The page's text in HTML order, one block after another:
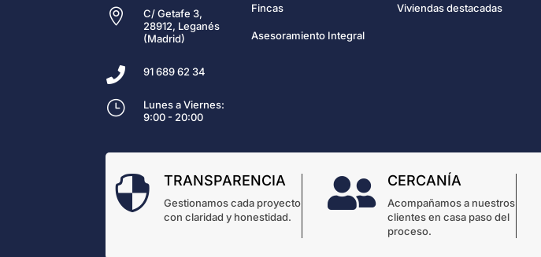

C/ Getafe 3,
28912, Leganés
(Madrid)
 91 689 62 34
}
Lunes a Viernes:
9:00 - 20:00
Fincas
Asesoramiento Integral
Viviendas destacadas
 TRANSPARENCIA
Gestionamos cada proyecto
con claridad y honestidad.
 CERCANÍA
Acompañamos a nuestros
clientes en casa paso del
proceso.